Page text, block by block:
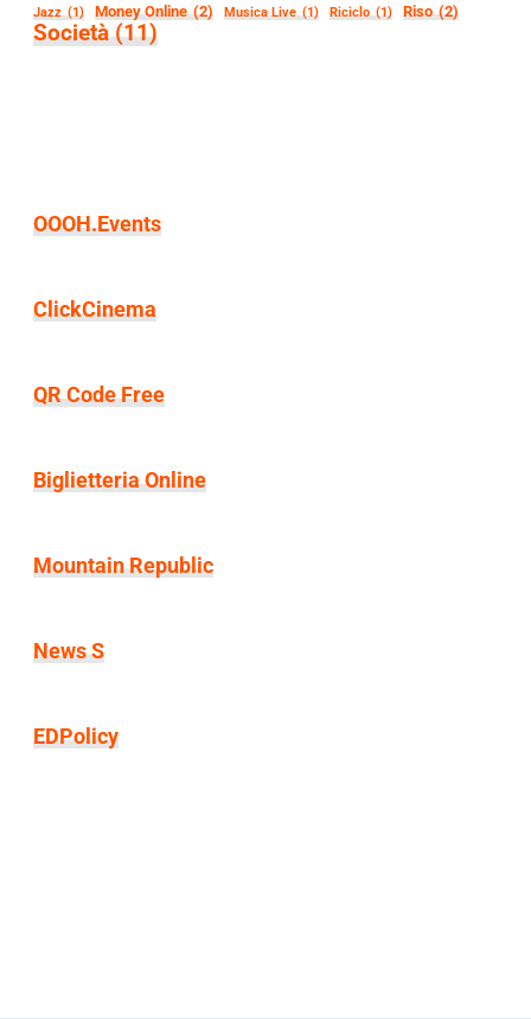
Jazz (1) Money Online (2) Musica Live (1) Riciclo (1) Riso (2)
Società (11)
OOOH.Events
ClickCinema
QR Code Free
Biglietteria Online
Mountain Republic
News S
EDPolicy